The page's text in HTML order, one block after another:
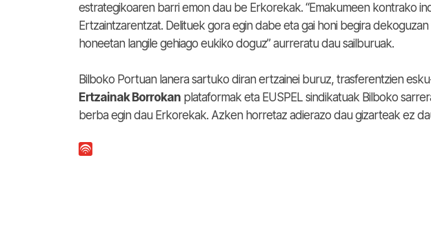
estrategikoaren barri emon dau be Erkorekak. “Emakumeen kontrako
Ertzaintzarentzat. Delituek gora egin dabe eta gai honi begira
honeetan langile gehiago eukiko doguz” aurreratu dau sailburuak.
Bilboko Portuan lanera sartuko diran ertzainei buruz, trasferentzien
Ertzainak Borrokan plataformak eta EUSPEL sindikatuak Bilboko
berba egin dau Erkorekak. Azken horretaz adierazo dau gizarteak ez